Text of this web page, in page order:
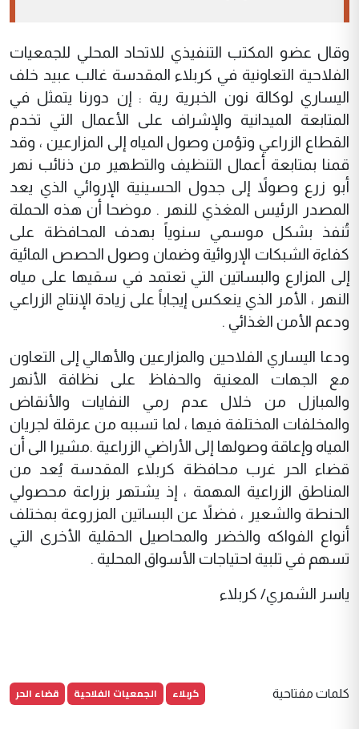
وقال عضو المكتب التنفيذي للاتحاد المحلي للجمعيات
الفلاحية التعاونية في كربلاء المقدسة غالب عبيد خلف
اليساري لوكالة نون الخبرية رية : إن دورنا يتمثل في
المتابعة الميدانية والإشراف على الأعمال التي تخدم
القطاع الزراعي وتؤمن وصول المياه إلى المزارعين ، وقد
قمنا بمتابعة أعمال التنظيف والتطهير من ذنائب نهر
أبو زرع وصولاً إلى جدول الحسينية الإروائي الذي يعد
المصدر الرئيس المغذي للنهر . موضحا أن هذه الحملة
تُنفذ بشكل موسمي سنوياً بهدف المحافظة على
كفاءة الشبكات الإروائية وضمان وصول الحصص المائية
إلى المزارع والبساتين التي تعتمد في سقيها على مياه
النهر ، الأمر الذي ينعكس إيجاباً على زيادة الإنتاج الزراعي
ودعم الأمن الغذائي .
ودعا اليساري الفلاحين والمزارعين والأهالي إلى التعاون
مع الجهات المعنية والحفاظ على نظافة الأنهر
والمبازل من خلال عدم رمي النفايات والأنقاض
والمخلفات المختلفة فيها ، لما تسببه من عرقلة لجريان
المياه وإعاقة وصولها إلى الأراضي الزراعية .مشيرا الى أن
قضاء الحر غرب محافظة كربلاء المقدسة يُعد من
المناطق الزراعية المهمة ، إذ يشتهر بزراعة محصولي
الحنطة والشعير ، فضلاً عن البساتين المزروعة بمختلف
أنواع الفواكه والخضر والمحاصيل الحقلية الأخرى التي
تسهم في تلبية احتياجات الأسواق المحلية .
ياسر الشمري/ كربلاء
كلمات مفتاحية كربلاء الجمعيات الفلاحية قضاء الحر